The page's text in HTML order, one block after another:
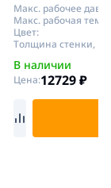
Макс. рабочее
Макс. рабочая
Цвет:
Толщина стенки,
В наличии
Цена:12729₽